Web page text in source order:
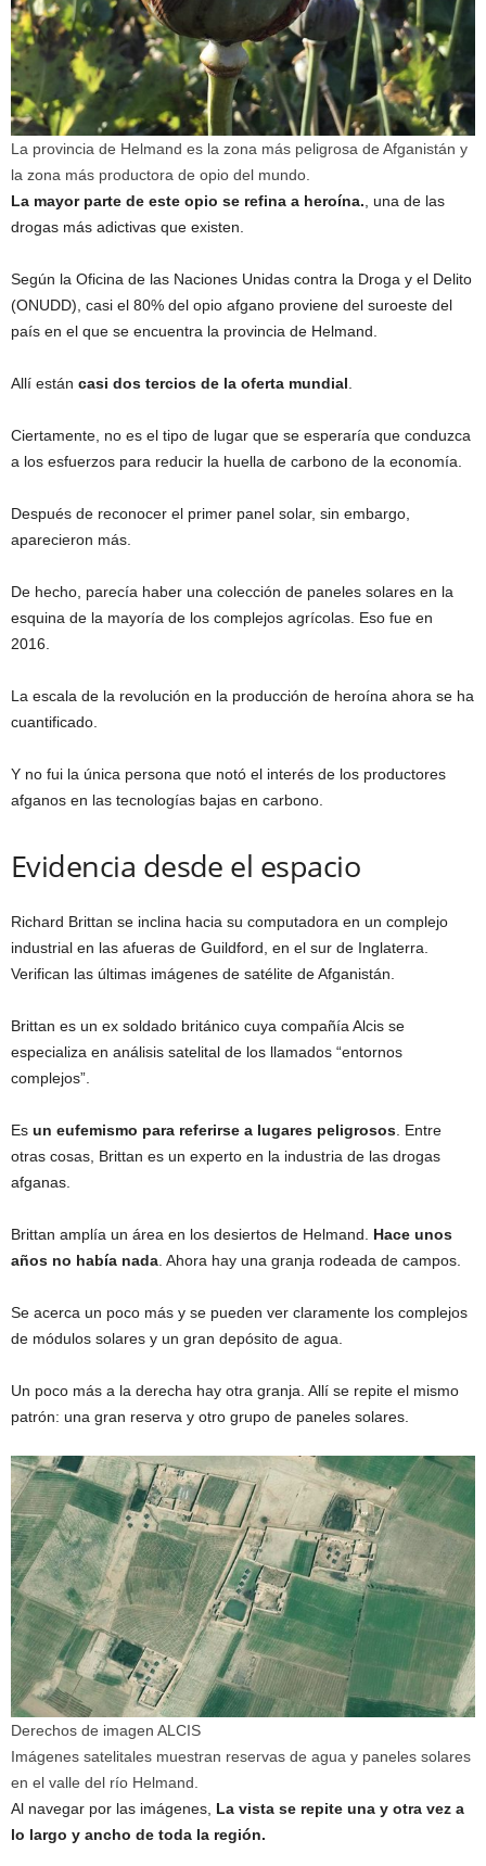
La provincia de Helmand es la zona más peligrosa de Afganistán y
la zona más productora de opio del mundo.
La mayor parte de este opio se refina a heroína. , una de las
drogas más adictivas que existen.
Según la Oficina de las Naciones Unidas contra la Droga y el Delito
(ONUDD), casi el 80% del opio afgano proviene del suroeste del
país en el que se encuentra la provincia de Helmand.
Allí están casi dos tercios de la oferta mundial
Ciertamente, no es el tipo de lugar que se esperaría que conduzca
a los esfuerzos para reducir la huella de carbono de la economía.
Después de reconocer el primer panel solar, sin embargo,
aparecieron más.
De hecho, parecía haber una colección de paneles solares en la
esquina de la mayoría de los complejos agrícolas. Eso fue en
2016.
La escala de la revolución en la producción de heroína ahora se ha
cuantificado.
Y no fui la única persona que notó el interés de los productores
afganos en las tecnologías bajas en carbono.
Evidencia desde el espacio
Richard Brittan se inclina hacia su computadora en un complejo
industrial en las afueras de Guildford, en el sur de Inglaterra.
Verifican las últimas imágenes de satélite de Afganistán.
Brittan es un ex soldado británico cuya compañía Alcis se
especializa en análisis satelital de los llamados “entornos
complejos”.
Es un eufemismo para referirse a lugares peligrosos . Entre
otras cosas, Brittan es un experto en la industria de las drogas
afganas.
Brittan amplía un área en los desiertos de Helmand. Hace unos
años no había nada . Ahora hay una granja rodeada de campos.
Se acerca un poco más y se pueden ver claramente los complejos
de módulos solares y un gran depósito de agua.
Un poco más a la derecha hay otra granja. Allí se repite el mismo
patrón: una gran reserva y otro grupo de paneles solares.
Derechos de imagen ALCIS
Imágenes satelitales muestran reservas de agua y paneles solares
en el valle del río Helmand.
Al navegar por las imágenes, La vista se repite una y otra vez a
lo largo y ancho de toda la región.